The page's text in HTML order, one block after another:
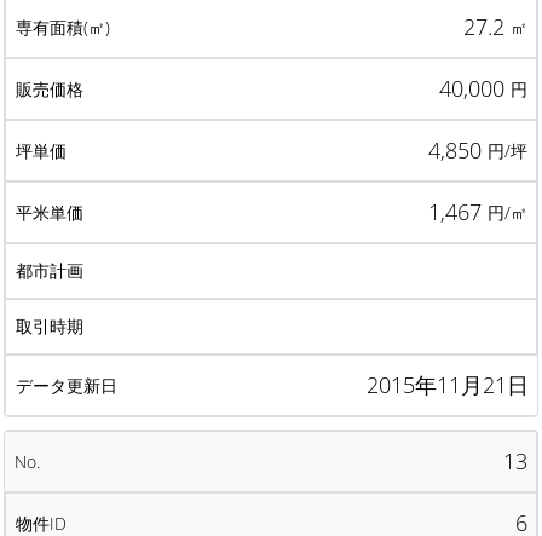
27.2 ㎡
40,000 円
4,850 円/坪
1,467 円/㎡
2015年11月21日
13
6